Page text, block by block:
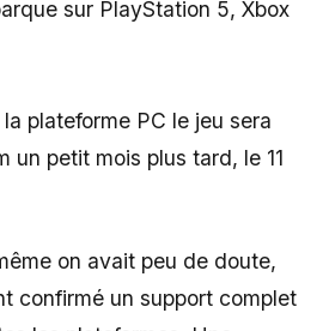
sur PlayStation 5, Xbox
plateforme PC le jeu sera
un petit mois plus tard, le 11
on avait peu de doute,
confirmé un support complet